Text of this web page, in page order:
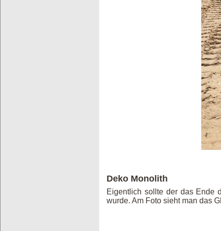
Deko Monolith
Eigentlich sollte der das Ende
wurde. Am Foto sieht man das